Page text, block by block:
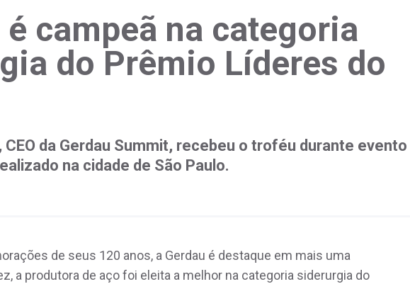
é campeã na categoria
do Prêmio Líderes do
CEO da Gerdau Summit, recebeu o troféu durante evento
na cidade de São Paulo.
de seus 120 anos, a Gerdau é destaque em mais uma
a produtora de aço foi eleita a melhor na categoria siderurgia do